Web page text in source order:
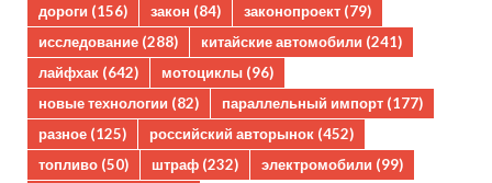
дороги (156) закон (84) законопроект (79)
исследование (288) китайские автомобили (241)
лайфхак (642) мотоциклы (96)
новые технологии (82) параллельный импорт (177)
разное (125) российский авторынок (452)
топливо (50) штраф (232) электромобили (99)